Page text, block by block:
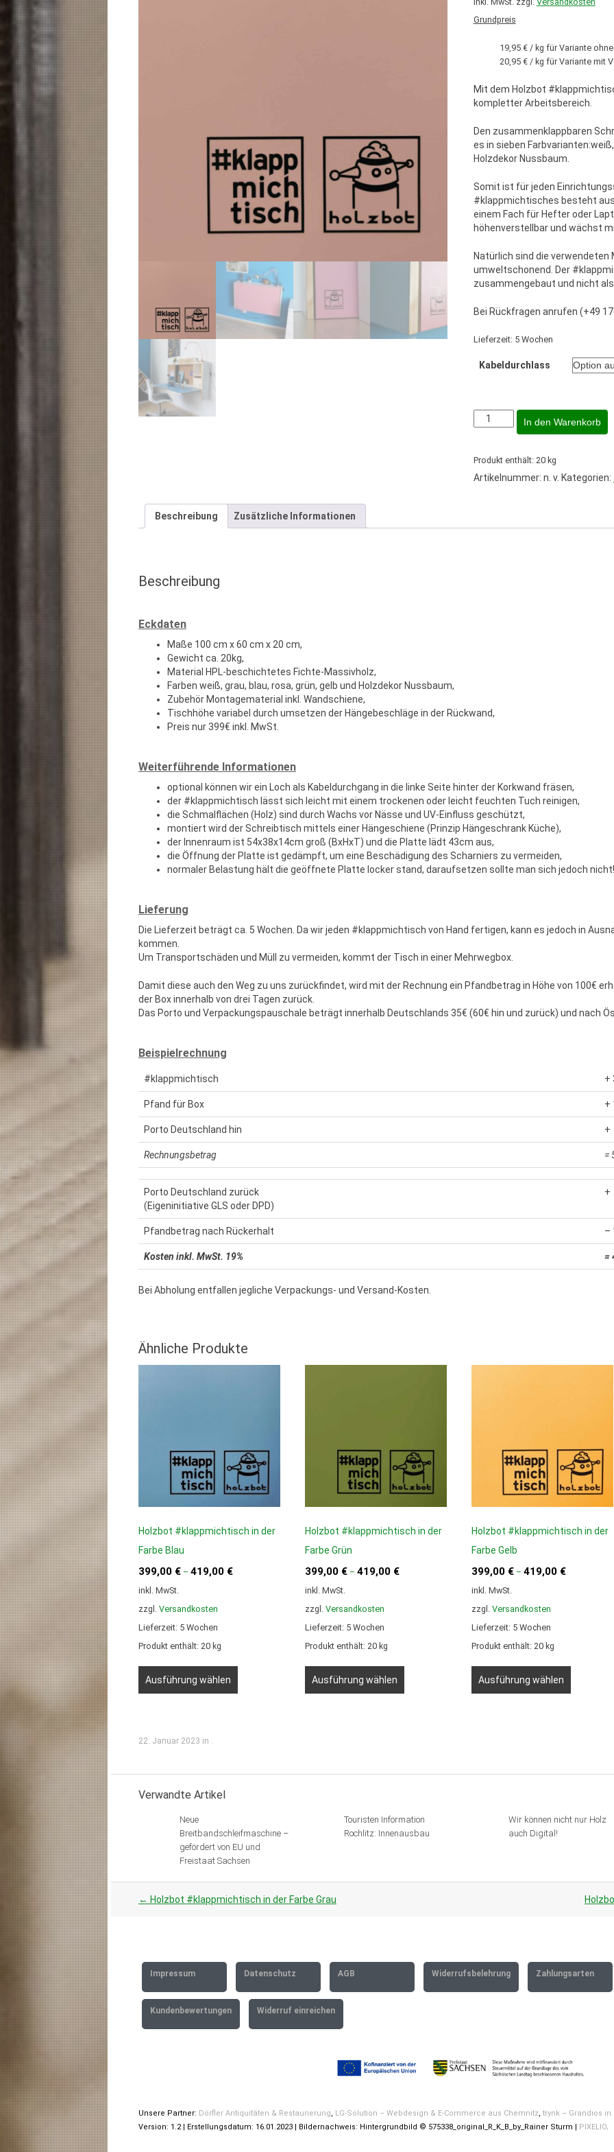
Grundpreis
19,95 € / kg für Variante
20,95 € / kg für Variante mit
Mit dem Holzbot
kompletter Arbeitsbereich.
Den zusammenklappbaren
es in sieben
Holzdekor Nussbaum.
Somit ist für jeden
#klappmichtisches besteht
einem Fach für Hefter oder
höhenverstellbar und wächst
Natürlich sind die
umweltschonend. Der
zusammengebaut und nicht
Bei Rückfragen anrufen (+49
Lieferzeit: 5 Wochen
Kabeldurchlass
Holzbot
#klappmichtisch
der
Rosa
In den Warenkorb
Produkt enthält: 20 kg
Artikelnummer: n. v. Kategorien:
Beschreibung Zusätzliche Informationen
Beschreibung
Eckdaten
Maße 100 cm x 60 cm x 20 cm,
Gewicht ca. 20kg,
Material HPL-beschichtetes Fichte-Massivholz,
Farben weiß, grau, blau, rosa, grün, gelb und Holzdekor Nussbaum,
Zubehör Montagematerial inkl. Wandschiene,
Tischhöhe variabel durch umsetzen der Hängebeschläge in der Rückwand,
Preis nur 399€ inkl. MwSt.
Weiterführende Informationen
optional können wir ein Loch als Kabeldurchgang in die linke Seite hinter der Korkwand fräsen,
der #klappmichtisch lässt sich leicht mit einem trockenen oder leicht feuchten Tuch reinigen,
die Schmalflächen (Holz) sind durch Wachs vor Nässe und UV-Einfluss geschützt,
montiert wird der Schreibtisch mittels einer Hängeschiene (Prinzip Hängeschrank Küche),
der Innenraum ist 54x38x14cm groß (BxHxT) und die Platte lädt 43cm aus,
die Öffnung der Platte ist gedämpft, um eine Beschädigung des Scharniers zu vermeiden,
normaler Belastung hält die geöffnete Platte locker stand, daraufsetzen sollte man sich jedoch nicht!
Lieferung
Die Lieferzeit beträgt ca. 5 Wochen. Da wir jeden #klappmichtisch von Hand fertigen, kann es jedoch in
kommen.
Um Transportschäden und Müll zu vermeiden, kommt der Tisch in einer Mehrwegbox.
Damit diese auch den Weg zu uns zurückfindet, wird mit der Rechnung ein Pfandbetrag in Höhe von 100€
der Box innerhalb von drei Tagen zurück.
Das Porto und Verpackungspauschale beträgt innerhalb Deutschlands 35€ (60€ hin und zurück) und nach
Beispielrechnung
#klappmichtisch +
Pfand für Box +
Porto Deutschland hin +
Rechnungsbetrag =
Porto Deutschland zurück
(Eigeninitiative GLS oder DPD)
+
Pfandbetrag nach Rückerhalt –
Kosten inkl. MwSt. 19% =
Bei Abholung entfallen jegliche Verpackungs- und Versand-Kosten.
Ähnliche Produkte
Holzbot #klappmichtisch in der
Farbe Blau
399,00 € – 419,00 €
inkl. MwSt.
zzgl. Versandkosten
Lieferzeit: 5 Wochen
Produkt enthält: 20 kg
Ausführung wählen
können
gewählt
werden
Holzbot #klappmichtisch in der
Farbe Grün
399,00 €– 419,00 €
inkl. MwSt.
zzgl. Versandkosten
Lieferzeit: 5 Wochen
Produkt enthält: 20 kg
Ausführung wählen
können
gewählt
Holzbot #klappmichtisch in der
Farbe Gelb
399,00 €– 419,00 €
inkl. MwSt.
zzgl. Versandkosten
Lieferzeit: 5 Wochen
Produkt enthält: 20 kg
Ausführung wählen
können
22. Januar 2023 in .
Verwandte Artikel
Neue
Breitbandschleifmaschine –
gefördert von EU und
Freistaat Sachsen
Touristen Information
Rochlitz: Innenausbau
Wir können nicht nur Holz
auch Digital!
Artikel
← Holzbot #klappmichtisch in der Farbe Grau
Impressum Datenschutz AGB Widerrufsbelehrung Zahlungsarten
Kundenbewertungen Widerruf einreichen
Unsere Partner: Dörfler Antiquitäten & Restaurierung, LG-Solution – Webdesign & E-Commerce aus Chemnitz, trynk – Grandios
Version: 1.2 | Erstellungsdatum: 16.01.2023 | Bildernachweis: Hintergrundbild © 575338_original_R_K_B_by_Rainer Sturm | PIXELIO.